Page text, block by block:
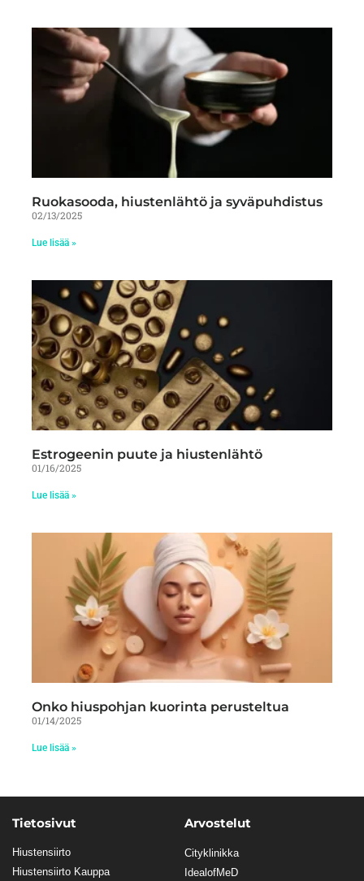
Ruokasooda, hiustenlähtö ja syväpuhdistus
02/13/2025
Lue lisää »
Estrogeenin puute ja hiustenlähtö
01/16/2025
Lue lisää »
Onko hiuspohjan kuorinta perusteltua
01/14/2025
Lue lisää »
Tietosivut
Hiustensiirto
Hiustensiirto Kauppa
Arvostelut
Cityklinikka
IdealofMeD